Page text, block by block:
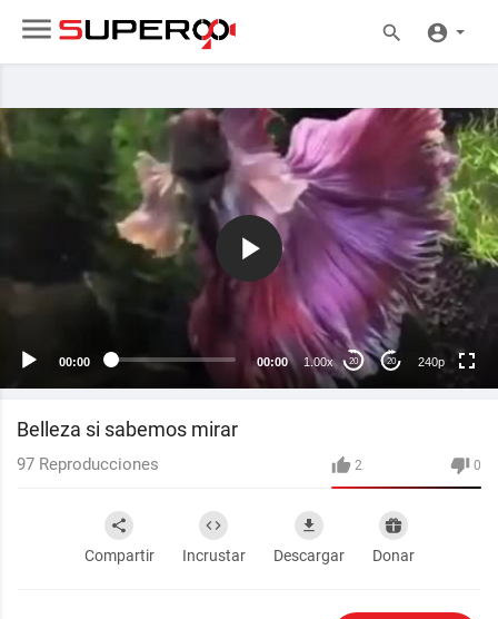
00:00 00:00 1.00x 20 20 240p
240p
Belleza si sabemos mirar
2 0
97 Reproducciones
Compartir Incrustar Descargar Donar